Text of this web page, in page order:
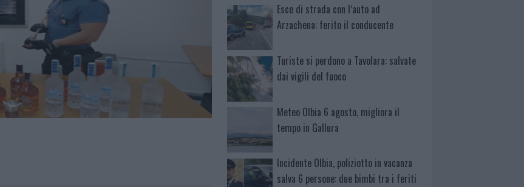
Esce di strada con l’auto ad
Arzachena: ferito il conducente
Turiste si perdono a Tavolara: salvate
dai vigili del fuoco
Meteo Olbia 6 agosto, migliora il
tempo in Gallura
Incidente Olbia, poliziotto in vacanza
salva 6 persone: due bimbi tra i feriti